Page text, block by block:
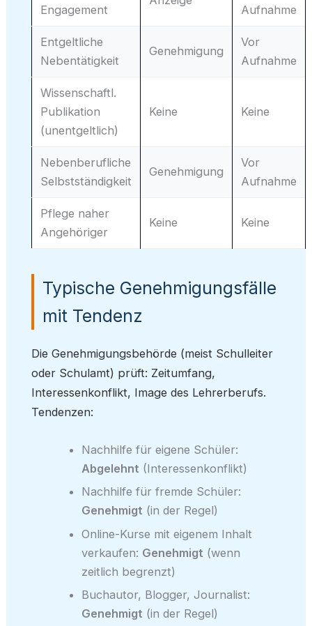
Engagement
Aufnahme
Entgeltliche
Nebentätigkeit
Genehmigung
Vor
Aufnahme
Wissenschaftl.
Publikation
(unentgeltlich)
Keine Keine
Nebenberufliche
Selbstständigkeit
Genehmigung
Vor
Aufnahme
Pflege naher
Angehöriger
Keine Keine
Typische Genehmigungsfälle
mit Tendenz
Die Genehmigungsbehörde (meist Schulleiter
oder Schulamt) prüft: Zeitumfang,
Interessenkonflikt, Image des Lehrerberufs.
Tendenzen:
Nachhilfe für eigene Schüler:
Abgelehnt (Interessenkonflikt)
Nachhilfe für fremde Schüler:
Genehmigt (in der Regel)
Online-Kurse mit eigenem Inhalt
verkaufen: Genehmigt (wenn
zeitlich begrenzt)
Buchautor, Blogger, Journalist:
Genehmigt (in der Regel)